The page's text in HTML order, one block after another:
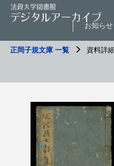
お知らせ
正岡子規文庫 一覧 資料詳細